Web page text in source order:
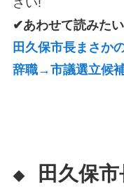
さい!
✔あわせて読みたい
田久保市長まさか
辞職→市議選立候
◆
田久保